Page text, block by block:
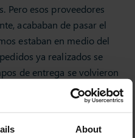
About
Pero esos proveedores
acababan de pasar el
estaban en medio del
ya realizados se
de entrega se volvieron